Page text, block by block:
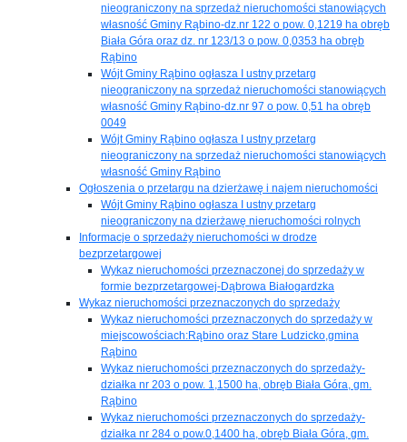
nieograniczony na sprzedaż nieruchomości stanowiących
własność Gminy Rąbino-dz.nr 122 o pow. 0,1219 ha obręb
Biała Góra oraz dz. nr 123/13 o pow. 0,0353 ha obręb
Rąbino
Wójt Gminy Rąbino ogłasza I ustny przetarg
nieograniczony na sprzedaż nieruchomości stanowiących
własność Gminy Rąbino-dz.nr 97 o pow. 0,51 ha obręb
0049
Wójt Gminy Rąbino ogłasza I ustny przetarg
nieograniczony na sprzedaż nieruchomości stanowiących
własność Gminy Rąbino
Ogłoszenia o przetargu na dzierżawę i najem nieruchomości
Wójt Gminy Rąbino ogłasza I ustny przetarg
nieograniczony na dzierżawę nieruchomości rolnych
Informacje o sprzedaży nieruchomości w drodze
bezprzetargowej
Wykaz nieruchomości przeznaczonej do sprzedaży w
formie bezprzetargowej-Dąbrowa Białogardzka
Wykaz nieruchomości przeznaczonych do sprzedaży
Wykaz nieruchomości przeznaczonych do sprzedaży w
miejscowościach:Rąbino oraz Stare Ludzicko,gmina
Rąbino
Wykaz nieruchomości przeznaczonych do sprzedaży-
działka nr 203 o pow. 1,1500 ha, obręb Biała Góra, gm.
Rąbino
Wykaz nieruchomości przeznaczonych do sprzedaży-
działka nr 284 o pow.0,1400 ha, obręb Biała Góra, gm.